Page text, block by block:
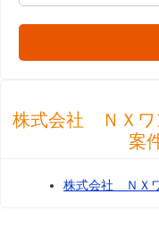
株式会社 ＮＸワ
案
株式会社 ＮＸ